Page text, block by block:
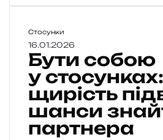
Б
у
т
с
о
б
ю
Стосунки
16.01.2026
Бути собою
у
щирість
шанси
партнера